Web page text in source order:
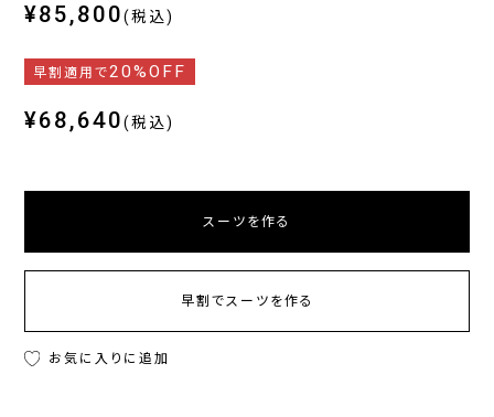
¥85,800(税込)
早割適用で20%OFF
¥68,640(税込)
スーツを作る
早割でスーツを作る
お気に入りに追加